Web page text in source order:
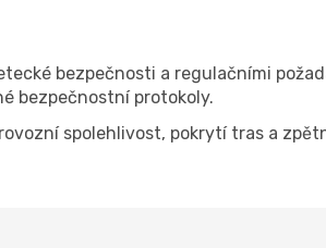
bezpečnosti a regulačními
bezpečnostní protokoly.
spolehlivost, pokrytí tras a